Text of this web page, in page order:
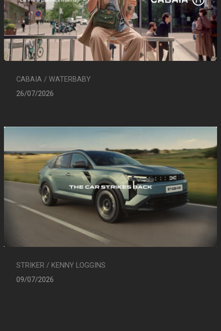
CABAIA / WATERBABY
26/07/2026
STRIKER / KENNY LOGGINS
09/07/2026